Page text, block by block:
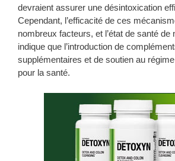
devraient assurer une désintoxication
Cependant, l’efficacité de ces
nombreux facteurs, et l’état de santé de
indique que l’introduction de
supplémentaires et de soutien au
pour la santé.